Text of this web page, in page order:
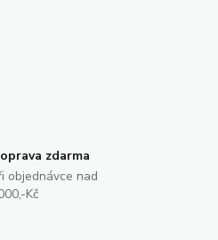
zdarma
objednávce nad
Kč